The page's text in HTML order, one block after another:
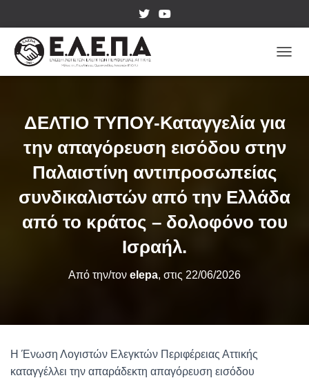
ΔΕΛΤΙΟ ΤΥΠΟΥ-Καταγγελία για
την απαγόρευση εισόδου στην
Παλαιστίνη αντιπροσωπείας
συνδικαλιστών από την Ελλάδα
από το κράτος – δολοφόνο του
Ισραήλ.
Από την/τον elepa, στις 22/06/2026
Η Ένωση Λογιστών Ελεγκτών Περιφέρειας Αττικής
καταγγέλλει την απαράδεκτη απαγόρευση εισόδου